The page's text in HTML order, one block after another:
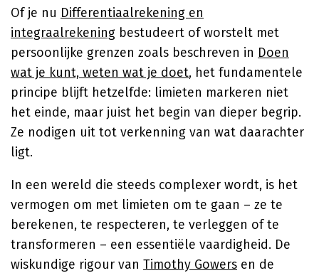
Of je nu Differentiaalrekening en
integraalrekening bestudeert of worstelt met
persoonlijke grenzen zoals beschreven in Doen
wat je kunt, weten wat je doet, het fundamentele
principe blijft hetzelfde: limieten markeren niet
het einde, maar juist het begin van dieper begrip.
Ze nodigen uit tot verkenning van wat daarachter
ligt.
In een wereld die steeds complexer wordt, is het
vermogen om met limieten om te gaan – ze te
berekenen, te respecteren, te verleggen of te
transformeren – een essentiële vaardigheid. De
wiskundige rigour van Timothy Gowers en de